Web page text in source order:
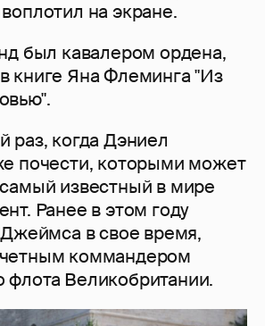
на экране.
был кавалером ордена,
книге Яна Флеминга "Из
раз, когда Дэниел
почести, которыми может
самый известный в мире
Ранее в этом году
Джеймса в свое время,
коммандером
флота Великобритании.